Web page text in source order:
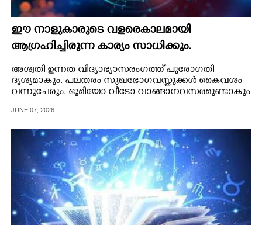
ഈ നാളുകാരുടെ വളരെകാലമായി
ആഗ്രഹിച്ചിരുന്ന കാര്യം സാധിക്കും.
വ്യാപാരത്തിൽ നിന്നും ഭൂമിയിൽ നിന്നും
ആദായമുണ്ടാകും
അശ്വതി ഉന്നത വിദ്യാഭ്യാസരംഗത്ത് പുരോഗതി
ദൃശ്യമാകും. പലതരം സുഖഭോഗവസ്തുക്കൾ കൈവശം
വന്നുചേരും. ഭൂമിയോ വീടോ വാങ്ങാനവസരമുണ്ടാകും
JUNE 07, 2026